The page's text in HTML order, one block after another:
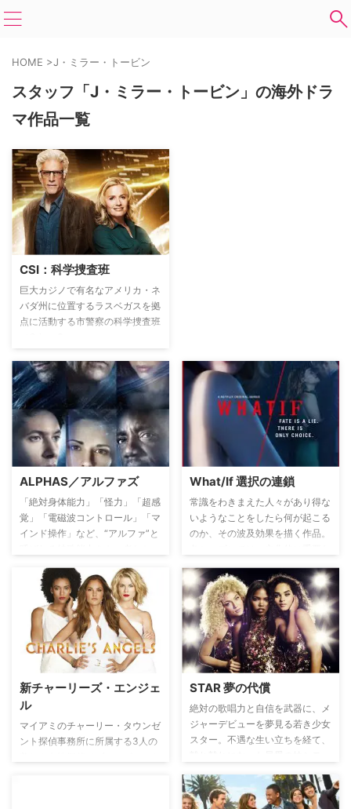
HOME >J・ミラー・トービン
スタッフ「J・ミラー・トービン」の海外ドラ
マ作品一覧
CSI：科学捜査班
巨大カジノで有名なアメリカ・ネ
バダ州に位置するラスベガスを拠
点に活動する市警察の科学捜査班
Investigation）。煌びやかなこの
街で起こる凶悪犯罪に様々な技術
を駆使して立ち向かっていく彼ら
の姿を人間味あふれる描写で描き
出す。チームの頼れるリーダー、
ギル・グリッソムやワーカホリッ
ク気味のシングルマザー、キャサ
リン・ウィロウズなど、個性豊か
なメンバーが事件解決に心血を注
レーツ・オブ・カリビアン』など
の大ヒット映画を世に送り出して
きたヒットメーカー、ジェリー・
ブラッカイマーが製作総指揮を担
う、全世界大ヒットの長寿シリー
ズ。のちの犯罪捜査ドラマにも多
大な影響を与えた1話完結型の犯
罪捜査ドラマだ。豪華俳優陣のゲ
スト出演も魅力だが、エピソード
監督にも注目で、名匠クエンティ
ン・タランティーノが監督した傑
作エピソードも存在する。作品の
垣根を超えた豪華クロスオーバー
にも注目！
ALPHAS／アルファズ
「絶対身体能力」「怪力」「超感
覚」「電磁波コントロール」「マ
インド操作」など、“アルファ”と
い怪事件・異常現象を調査する。
だがそんな事件の裏では、謎のテ
ロ組織“赤い旗”が暗躍していた。
What/If 選択の連鎖​
常識をわきまえた人々があり得な
いようなことをしたら何が起こる
のか、その波及効果を描く作品。
モラルに取り組む。
新チャーリーズ・エンジェ
ル
マイアミのチャーリー・タウンゼ
ント探偵事務所に所属する3人の
STAR 夢の代償
絶対の歌唱力と自信を武器に、メ
ジャーデビューを夢見る若き少女
スター。不遇な生い立ちを経て、
う刺激的なライバル、アレクサン
ドラと共に音楽活動を始めること